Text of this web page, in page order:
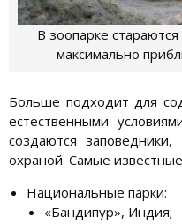
В зоопарке
максимально
Больше подходит для
естественными
создаются
охраной. Самые
Национальные парки:
«Бандипур», Индия;